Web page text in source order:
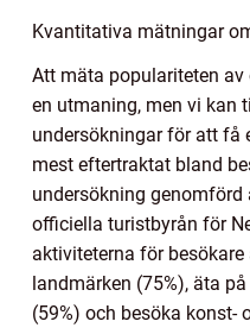
Kvantitativa mätningar
Att mäta populariteten av
en utmaning, men vi kan
undersökningar för att få
mest eftertraktat bland
undersökning genomförd
officiella turistbyrån för
aktiviteterna för
landmärken (75%), äta
(59%) och besöka konst-